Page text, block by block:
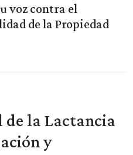
voz contra el
de la Propiedad
de la Lactancia
y